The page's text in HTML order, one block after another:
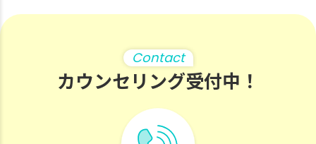
Contact
カウンセリング受付中！